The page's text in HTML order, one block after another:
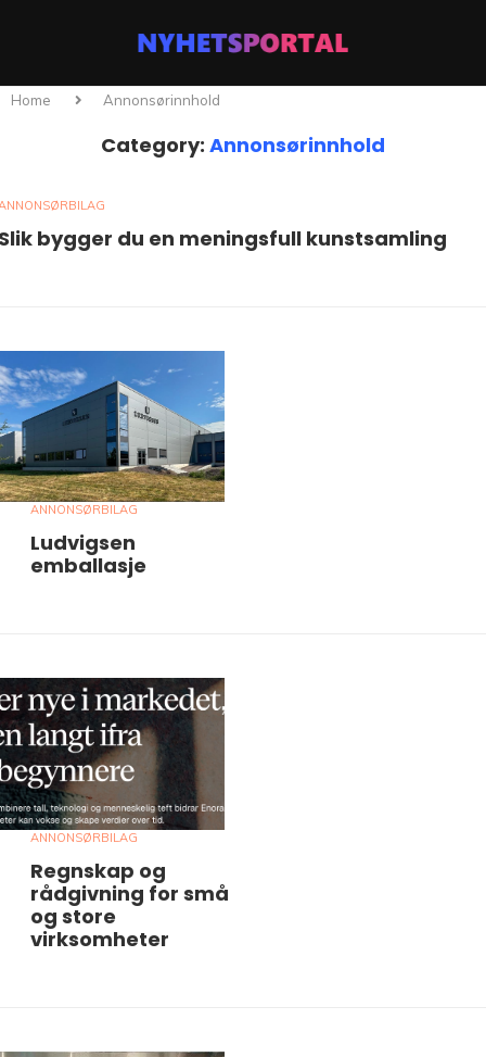
Home Annonsørinnhold
Category: Annonsørinnhold
bygger du en meningsfull kunstsamling
ANNONSØRBILAG
Ludvigsen
emballasje
ANNONSØRBILAG
Regnskap og
rådgivning for små
og store
virksomheter